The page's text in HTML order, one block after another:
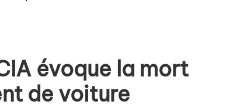
évoque la mort
de voiture